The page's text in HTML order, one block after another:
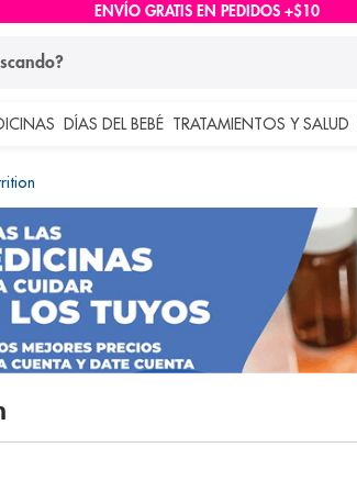
ENVÍO GRATIS EN PEDIDOS +$10
DÍAS DEL BEBÉ TRATAMIENTOS Y SALUD
buscados